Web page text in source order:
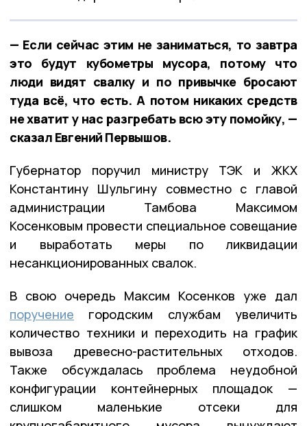
— Если сейчас этим не заниматься, то завтра
это будут кубометры мусора, потому что
люди видят свалку и по привычке бросают
туда всё, что есть. А потом никаких средств
не хватит у нас разгребать всю эту помойку, —
сказал Евгений Первышов.
Губернатор поручил министру ТЭК и ЖКХ
Константину Шульгину совместно с главой
администрации Тамбова Максимом
Косенковым провести специальное совещание
и выработать меры по ликвидации
несанкционированных свалок.
В свою очередь Максим Косенков уже дал
поручение городским службам увеличить
количество техники и переходить на график
вывоза древесно-растительных отходов.
Также обсуждалась проблема неудобной
конфигурации контейнерных площадок —
слишком маленькие отсеки для